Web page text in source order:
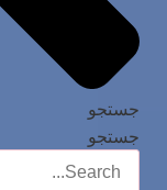
جستجو
جستجو